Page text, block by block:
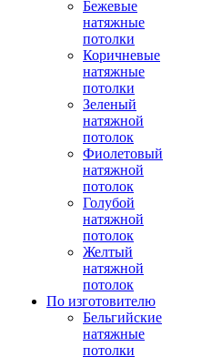
Бежевые
натяжные
потолки
Коричневые
натяжные
потолки
Зеленый
натяжной
потолок
Фиолетовый
натяжной
потолок
Голубой
натяжной
потолок
Желтый
натяжной
потолок
По изготовителю
Бельгийские
натяжные
потолки